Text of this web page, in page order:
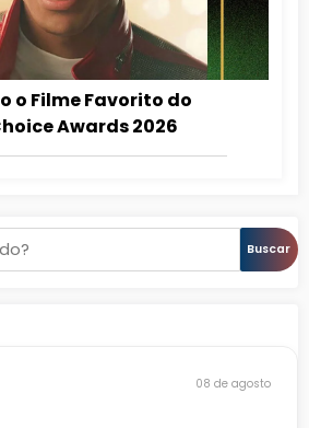
o Filme Favorito do
Awards 2026
Buscar
08 de agosto